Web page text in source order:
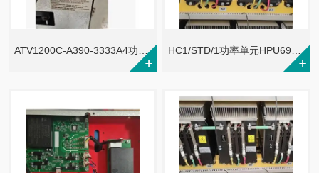
ATV1200C-A390-3333A4功率单元HARS700/330P